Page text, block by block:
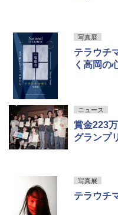
写真展
テラウチ
く高岡の
ニュース
賞金223
グランプ
写真展
テラウチ